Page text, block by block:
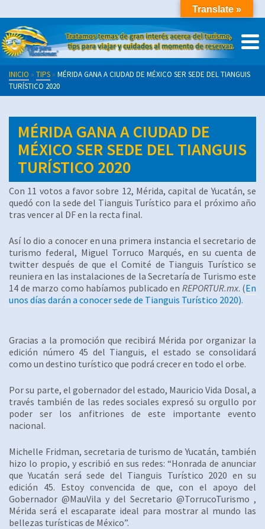
INICIO » TIPS » MÉRIDA GANA A CIUDAD DE MÉXICO SER SEDE DEL TIANGUIS
TURÍSTICO 2020
MÉRIDA GANA A CIUDAD DE
MÉXICO SER SEDE DEL TIANGUIS
TURÍSTICO 2020
Con 11 votos a favor sobre 12, Mérida, capital de Yucatán, se
quedó con la sede del Tianguis Turístico para el próximo año
tras vencer al DF en la recta final.
Así lo dio a conocer en una primera instancia el secretario de
turismo federal, Miguel Torruco Marqués, en su cuenta de
twitter después de que el Comité de Tianguis Turístico se
reuniera en las instalaciones de la Secretaría de Turismo este
14 de marzo como habíamos publicado en REPORTUR.mx. (En
unos días darán a conocer sede de Tianguis Turístico 2020).
Gracias a la promoción que recibirá Mérida por organizar la
edición número 45 del Tianguis, el estado se consolidará
como un destino turístico que podrá crecer en todo el orbe.
Por su parte, el gobernador del estado, Mauricio Vida Dosal, a
través también de las redes sociales expresó su orgullo por
poder ser los anfitriones de este importante evento
nacional.
Michelle Fridman, secretaria de turismo de Yucatán, también
hizo lo propio, y escribió en sus redes: “Honrada de anunciar
que Yucatán será sede del Tianguis Turístico 2020 en su
edición 45. Estoy convencida de que, con el apoyo del
Gobernador @MauVila y del Secretario @TorrucoTurismo ,
Mérida será el escaparate ideal para mostrar al mundo las
bellezas turísticas de México”.
Translate »